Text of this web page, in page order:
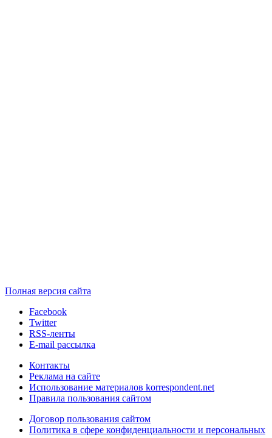
Полная версия сайта
Facebook
Twitter
RSS-ленты
E-mail рассылка
Контакты
Реклама на сайте
Использование материалов korrespondent.net
Правила пользования сайтом
Договор пользования сайтом
Политика в сфере конфиденциальности и персональных